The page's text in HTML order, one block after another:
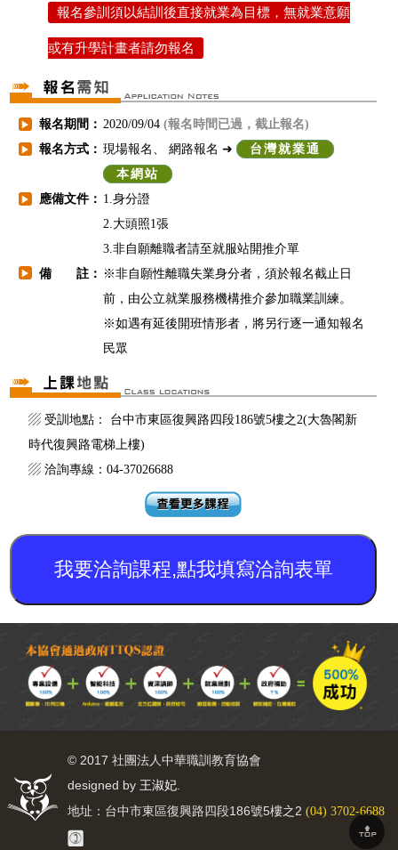
報名參訓須以結訓後直接就業為目標，無就業意願
或有升學計畫者請勿報名
▶ 報名期間： 2020/09/04 (報名時間已過，截止報名)
▶ 報名方式： 現場報名、 網路報名 ➜
台灣就業通
本網站
▶ 應備文件： 1.身分證
2.大頭照1張
3.非自願離職者請至就服站開推介單
▶ 備 註： ※非自願性離職失業身分者，須於報名截止日
前，由公立就業服務機構推介參加職業訓練。
※如遇有延後開班情形者，將另行逐一通知報名
民眾
▨ 受訓地點： 台中市東區復興路四段186號5樓之2(大魯閣新
時代復興路電梯上樓)
▨ 洽詢專線：04-37026688
我要洽詢課程,點我填寫洽詢表單
© 2017 社團法人中華職訓教育協會
designed by 王淑妃.
地址：台中市東區復興路四段186號5樓之2 (04) 3702-6688